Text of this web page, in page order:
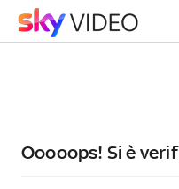
Ooooops! Si è